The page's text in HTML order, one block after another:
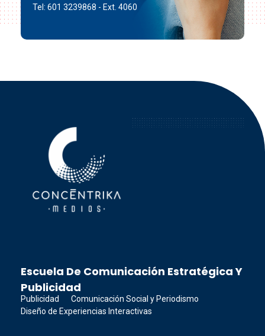
Tel: 601 3239868 - Ext. 4060
Escuela De Comunicación Estratégica Y
Publicidad
Publicidad
Comunicación Social y Periodismo
Diseño de Experiencias Interactivas